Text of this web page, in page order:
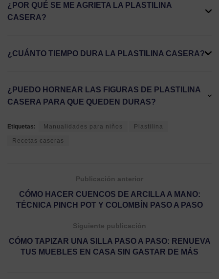
¿POR QUÉ SE ME AGRIETA LA PLASTILINA
CASERA?
¿CUÁNTO TIEMPO DURA LA PLASTILINA CASERA?
¿PUEDO HORNEAR LAS FIGURAS DE PLASTILINA
CASERA PARA QUE QUEDEN DURAS?
Etiquetas: Manualidades para niños Plastilina
Recetas caseras
Publicación anterior
CÓMO HACER CUENCOS DE ARCILLA A MANO:
TÉCNICA PINCH POT Y COLOMBÍN PASO A PASO
Siguiente publicación
CÓMO TAPIZAR UNA SILLA PASO A PASO: RENUEVA
TUS MUEBLES EN CASA SIN GASTAR DE MÁS